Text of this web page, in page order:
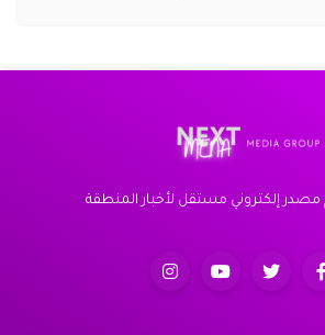
مصدر إلكتروني مستقل لأخبار المنطقة